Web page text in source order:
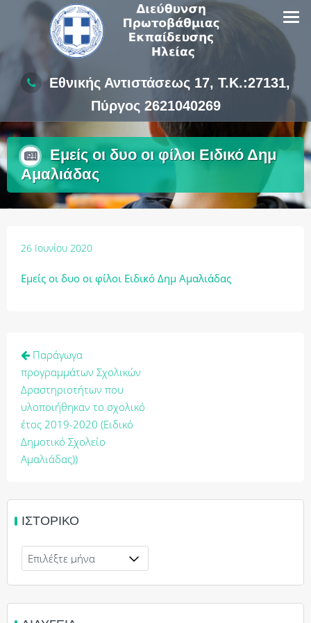
Εθνικής Αντιστάσεως 17, Τ.Κ.:27131,
Πύργος 2621040269
Εμείς οι δυο οι φίλοι Ειδικό Δημ
Αμαλιάδας
26 Ιουνίου 2020
Εμείς οι δυο οι φίλοι Ειδικό Δημ Αμαλιάδας
Πλοήγηση
άρθρων
Παράγωγα
προγραμμάτων Σχολικών
Δραστηριοτήτων που
υλοποιήθηκαν το σχολικό
έτος 2019-2020 (Ειδικό
Δημοτικό Σχολείο
Αμαλιάδας))
ΙΣΤΟΡΙΚΌ
Ιστορικό